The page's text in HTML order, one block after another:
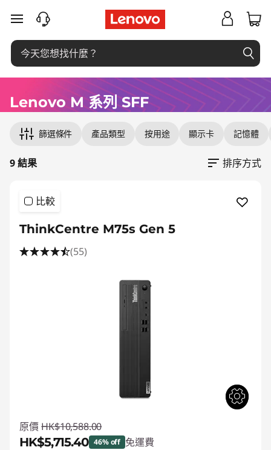
T
h
n
k
e
跳至主要內容
Lenovo M 系列 SFF
篩選條件 產品類型 按用途 顯示卡 記憶體
9 結果 排序方式
比較
ThinkCentre M75s Gen 5
(55)
原價 HK$10,588.00
HK$5,715.40 46% off 免運費